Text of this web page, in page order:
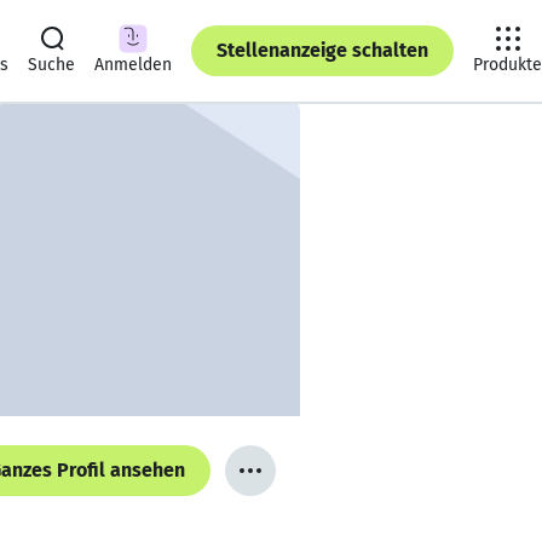
Suche Anmelden
Stellenanzeige schalten
Produkte
Profil ansehen